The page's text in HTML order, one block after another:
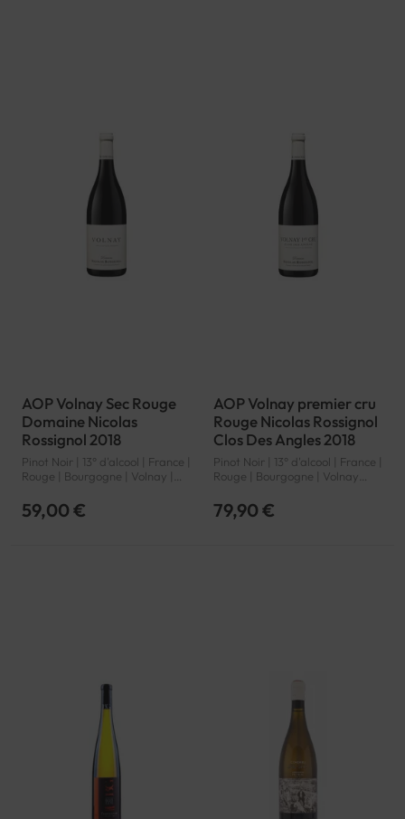
AOP Volnay Sec Rouge
Domaine Nicolas
Rossignol 2018
Pinot Noir | 13° d'alcool | France |
Rouge | Bourgogne | Volnay |
59,00 €
AOP Volnay premier cru
Rouge Nicolas Rossignol
Clos Des Angles 2018
Pinot Noir | 13° d'alcool | France |
Rouge | Bourgogne | Volnay
79,90 €